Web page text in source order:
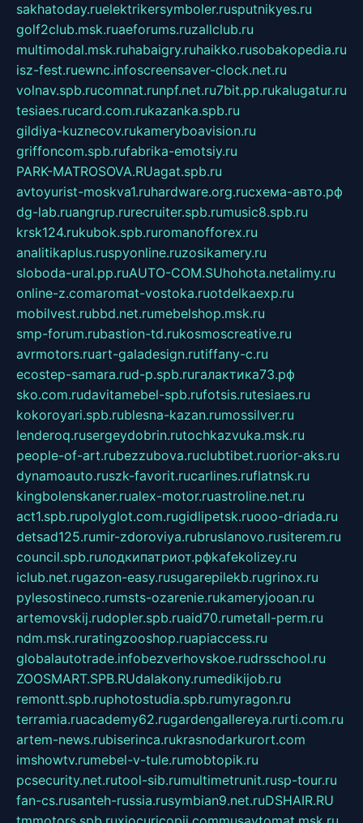
sakhatoday.ruelektrikersymboler.rusputnikyes.ru
golf2club.msk.ruaeforums.ruzallclub.ru
multimodal.msk.ruhabaigry.ruhaikko.rusobakopedia.ru
isz-fest.ruewnc.infoscreensaver-clock.net.ru
volnav.spb.rucomnat.runpf.net.ru7bit.pp.rukalugatur.ru
tesiaes.rucard.com.rukazanka.spb.ru
gildiya-kuznecov.rukameryboavision.ru
griffoncom.spb.rufabrika-emotsiy.ru
PARK-MATROSOVA.RUagat.spb.ru
avtoyurist-moskva1.ruhardware.org.ruсхема-авто.рф
dg-lab.ruangrup.rurecruiter.spb.rumusic8.spb.ru
krsk124.rukubok.spb.ruromanofforex.ru
analitikaplus.ruspyonline.ruzosikamery.ru
sloboda-ural.pp.ruAUTO-COM.SUhohota.netalimy.ru
online-z.comaromat-vostoka.ruotdelkaexp.ru
mobilvest.rubbd.net.rumebelshop.msk.ru
smp-forum.rubastion-td.rukosmoscreative.ru
avrmotors.ruart-galadesign.rutiffany-c.ru
ecostep-samara.rud-p.spb.ruгалактика73.рф
sko.com.rudavitamebel-spb.rufotsis.rutesiaes.ru
kokoroyari.spb.rublesna-kazan.rumossilver.ru
lenderoq.rusergeydobrin.rutochkazvuka.msk.ru
people-of-art.rubezzubova.ruclubtibet.ruorior-aks.ru
dynamoauto.ruszk-favorit.rucarlines.ruflatnsk.ru
kingbolenskaner.rualex-motor.ruastroline.net.ru
act1.spb.rupolyglot.com.rugidlipetsk.ruooo-driada.ru
detsad125.rumir-zdoroviya.rubruslanovo.rusiterem.ru
council.spb.ruлодкипатриот.рфkafekolizey.ru
iclub.net.rugazon-easy.rusugarepilekb.rugrinox.ru
pylesostineco.rumsts-ozarenie.rukameryjooan.ru
artemovskij.rudopler.spb.ruaid70.rumetall-perm.ru
ndm.msk.ruratingzooshop.ruapiaccess.ru
globalautotrade.infobezverhovskoe.rudrsschool.ru
ZOOSMART.SPB.RUdalakony.rumedikijob.ru
remontt.spb.ruphotostudia.spb.rumyragon.ru
terramia.ruacademy62.rugardengallereya.rurti.com.ru
artem-news.rubiserinca.rukrasnodarkurort.com
imshowtv.rumebel-v-tule.rumobtopik.ru
pcsecurity.net.rutool-sib.rumultimetrunit.rusp-tour.ru
fan-cs.rusanteh-russia.rusymbian9.net.ruDSHAIR.RU